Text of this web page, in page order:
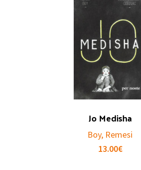
Jo Medisha
Boy, Remesi
13.00€